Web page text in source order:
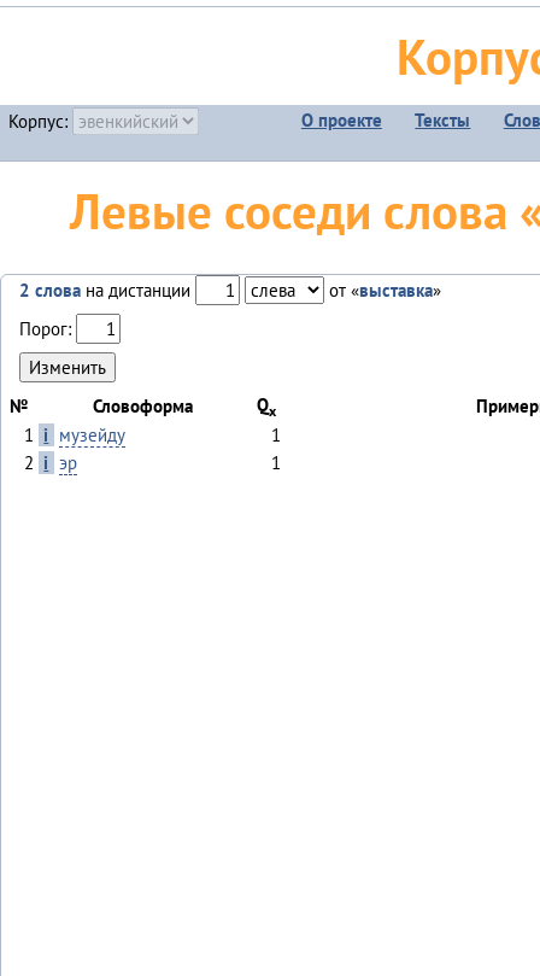
Корпус: О проекте Тексты
Левые соседи слова
2 слована дистанции от «выставка»
Порог:
№ Словоформа Qx
1
i музейду
1
2 i эр 1